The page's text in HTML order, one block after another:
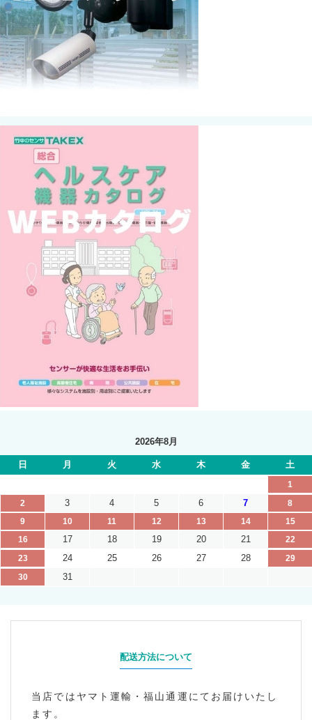
2026年8月
日 月 火 水 木 金 土
1
2
3 4 5 6 7
8
9
10 11 12 13 14
15
16
17 18 19 20 21
22
23
24 25 26 27 28
29
30
31
配送方法について
当店ではヤマト運輸・福山通運にてお届けいたし
ます。